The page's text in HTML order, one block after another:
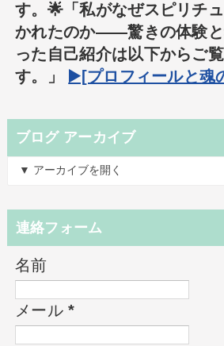
す。🌟「私がなぜスピリチ
かれたのか――驚きの体験
った自己紹介は以下からご
す。」
▶️[プロフィールと魂
ブログ アーカイブ
▼ アーカイブを開く
連絡フォーム
名前
メール*